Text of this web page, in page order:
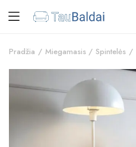
Pradžia Miegamasis Spintelės